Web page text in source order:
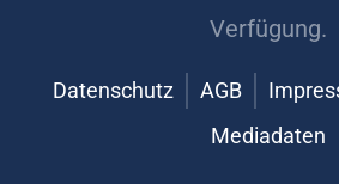
Verfügung.
Datenschutz AGB
Mediadaten